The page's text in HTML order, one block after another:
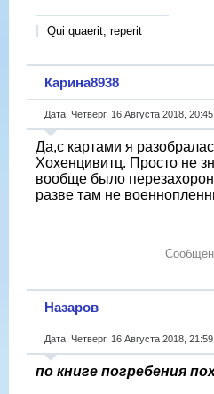
Qui quaerit, reperit
Карина8938
Дата: Четверг, 16 Августа 2018,
Да,с картами я
Хохенцивитц. Просто не
вообще было
разве там не
Назаров
Дата: Четверг, 16 Августа 2018,
по книге погребения